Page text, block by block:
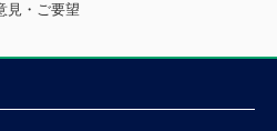
見・ご要望